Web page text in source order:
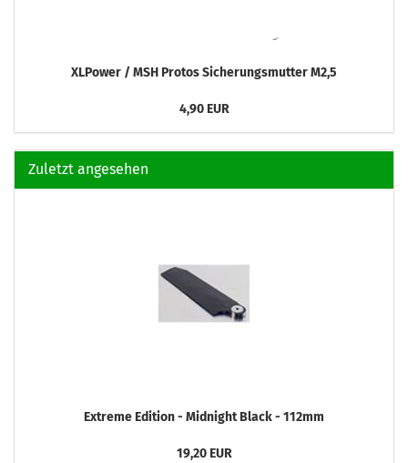
XLPower / MSH Protos Sicherungsmutter M2,5
4,90 EUR
Zuletzt angesehen
Extreme Edition - Midnight Black - 112mm
19,20 EUR